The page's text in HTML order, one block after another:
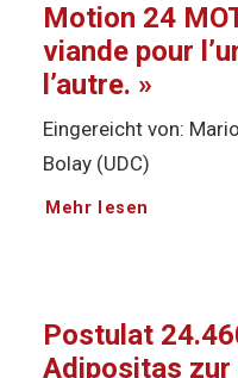
Motion 24
viande pour
l’autre. »
Eingereicht von:
Bolay (UDC)
Mehr lesen
Postulat
Adipositas zur